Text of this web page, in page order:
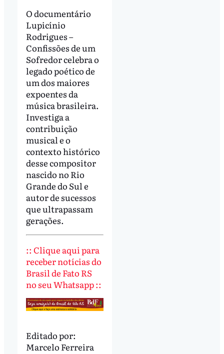
O documentário
Lupicínio
Rodrigues –
Confissões de um
Sofredor celebra o
legado poético de
um dos maiores
expoentes da
música brasileira.
Investiga a
contribuição
musical e o
contexto histórico
desse compositor
nascido no Rio
Grande do Sul e
autor de sucessos
que ultrapassam
gerações.
:: Clique aqui para
receber notícias do
Brasil de Fato RS
no seu Whatsapp ::
Editado por:
Marcelo Ferreira